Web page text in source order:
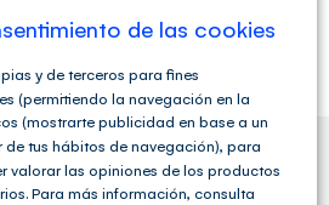
de las cookies
y de terceros para fines
(permitiendo la navegación en la
(mostrarte publicidad en base a un
tus hábitos de navegación), para
valorar las opiniones de los productos
Para más información, consulta